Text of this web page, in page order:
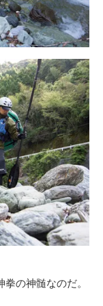
の神髄なのだ。